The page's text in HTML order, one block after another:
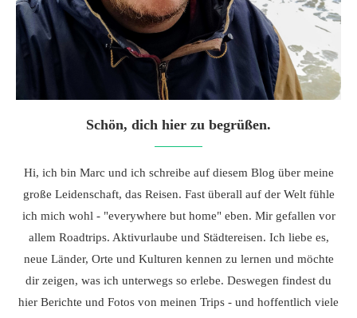
Schön, dich hier zu begrüßen.
Hi, ich bin Marc und ich schreibe auf diesem Blog über meine
große Leidenschaft, das Reisen. Fast überall auf der Welt fühle
ich mich wohl - "everywhere but home" eben. Mir gefallen vor
allem Roadtrips. Aktivurlaube und Städtereisen. Ich liebe es,
neue Länder, Orte und Kulturen kennen zu lernen und möchte
dir zeigen, was ich unterwegs so erlebe. Deswegen findest du
hier Berichte und Fotos von meinen Trips - und hoffentlich viele